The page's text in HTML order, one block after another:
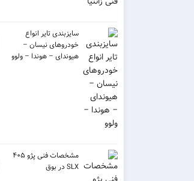
سایزبندی تایر انواع
خودروهای نیسان –
هیوندای – هوندا – ولوو
مشخصات فنی پژو ۴۰۵
SLX در بوق